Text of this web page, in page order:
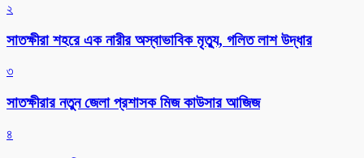
২
সাতক্ষীরা শহরে এক নারীর অস্বাভাবিক মৃত্যু, গলিত লাশ উদ্ধার
৩
সাতক্ষীরার নতুন জেলা প্রশাসক মিজ কাউসার আজিজ
৪